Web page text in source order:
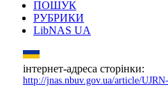
ПОШУК
РУБРИКИ
LibNAS UA
інтернет-адреса сторінки:
http://jnas.nbuv.gov.ua/article/